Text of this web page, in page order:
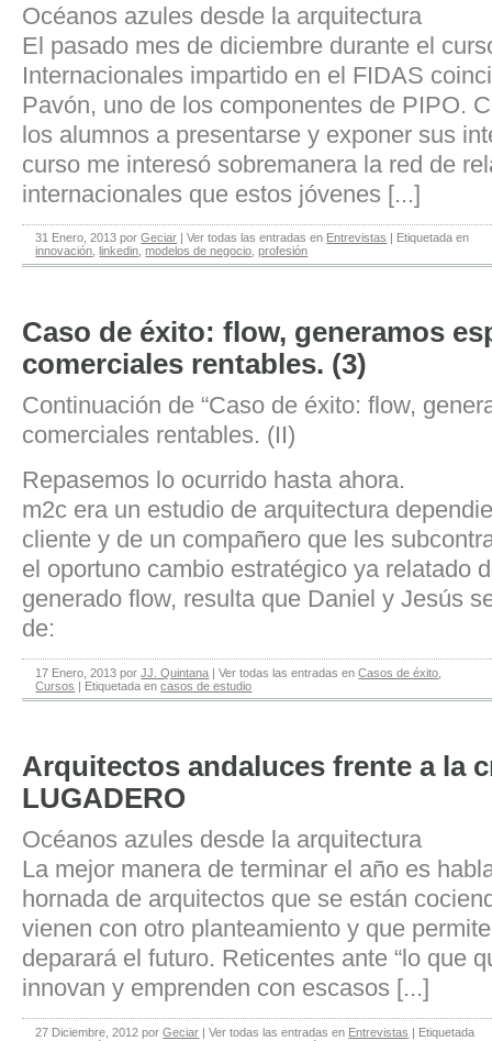
Océanos azules desde la arquitectura
El pasado mes de diciembre durante el
Internacionales impartido en el FIDAS
Pavón, uno de los componentes de PIPO.
los alumnos a presentarse y exponer sus
curso me interesó sobremanera la red de
internacionales que estos jóvenes [...]
31 Enero, 2013 porGeciar Ver todas las entradas en Entrevistas
Etiquetada en
innovación, linkedin,modelos de negocio,profesión
Caso de éxito: flow, generamos
comerciales rentables. (3)
Continuación de “Caso de éxito: flow,
comerciales rentables. (II)
Repasemos lo ocurrido hasta ahora.
m2c era un estudio de arquitectura
cliente y de un compañero que les
el oportuno cambio estratégico ya relatado
generado flow, resulta que Daniel y Jesús
de:
17 Enero, 2013 porJJ. Quintana | Ver todas las entradas enCasos de éxito
Cursos | Etiquetada encasos de estudio
Arquitectos andaluces frente a la
LUGADERO
Océanos azules desde la arquitectura
La mejor manera de terminar el año es
hornada de arquitectos que se están
vienen con otro planteamiento y que
deparará el futuro. Reticentes ante “lo que
innovan y emprenden con escasos [...]
27 Diciembre, 2012 porGeciar | Ver todas las entradas en Entrevistas | Etiquetada